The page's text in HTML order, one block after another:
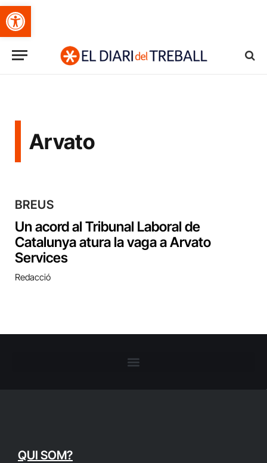
Obre la barra d'eines
Arvato
BREUS
Un acord al Tribunal Laboral de
Catalunya atura la vaga a Arvato
Services
Redacció
QUI SOM?